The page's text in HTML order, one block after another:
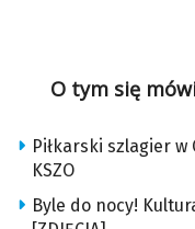
O tym się
Piłkarski szlagier w
KSZO
Byle do nocy!